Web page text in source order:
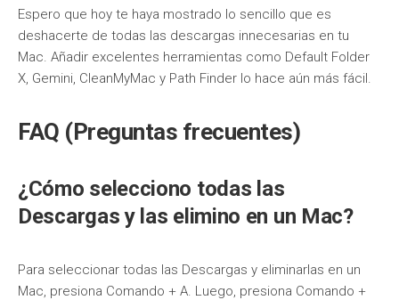
Espero que hoy te haya mostrado lo sencillo que es
deshacerte de todas las descargas innecesarias en tu
Mac. Añadir excelentes herramientas como Default Folder
X, Gemini, CleanMyMac y Path Finder lo hace aún más fácil.
FAQ (Preguntas frecuentes)
¿Cómo selecciono todas las
Descargas y las elimino en un Mac?
Para seleccionar todas las Descargas y eliminarlas en un
Mac, presiona Comando + A. Luego, presiona Comando +